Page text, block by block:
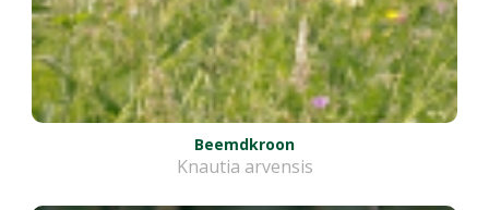
Beemdkroon
Knautia arvensis